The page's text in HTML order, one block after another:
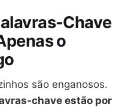
Chave
o
são enganosos.
chave estão por